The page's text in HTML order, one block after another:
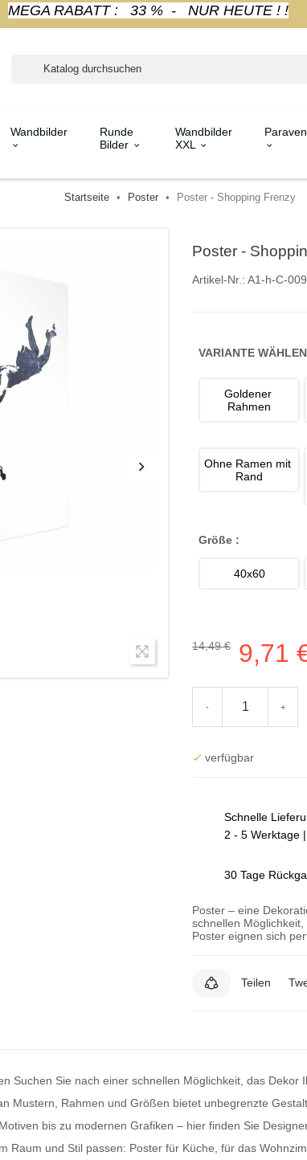
MEGA RABATT : 33 % - NUR HEUTE ! !
Wandbilder
Runde
Bilder
Wandbilder
XXL
Startseite Poster Poster - Shopping Frenzy
Poster -
Artikel-Nr.: A1-h-C-
VARIANTE
Goldener
Rahmen
Ohne Ramen mit
Rand
Größe :
40x60
14,49 € 9,71
- +
✓ verfügbar
Schnelle
2 - 5 Werktage
30 Tage
Poster – eine
schnellen
Poster eignen sich
Teilen
Suchen Sie nach einer schnellen Möglichkeit, das
Mustern, Rahmen und Größen bietet unbegrenzte
bis zu modernen Grafiken – hier finden Sie
Raum und Stil passen: Poster für Küche , für das